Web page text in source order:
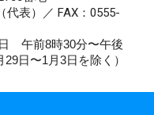
（代表）／ FAX：0555-
午前8時30分〜午後
日〜1月3日を除く）